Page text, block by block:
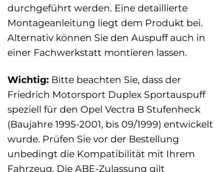
durchgeführt werden. Eine detaillierte
Montageanleitung liegt dem Produkt bei.
Alternativ können Sie den Auspuff auch in
einer Fachwerkstatt montieren lassen.
Wichtig: Bitte beachten Sie, dass der
Friedrich Motorsport Duplex Sportauspuff
speziell für den Opel Vectra B Stufenheck
(Baujahre 1995-2001, bis 09/1999) entwickelt
wurde. Prüfen Sie vor der Bestellung
unbedingt die Kompatibilität mit Ihrem
Fahrzeug. Die ABE-Zulassung gilt